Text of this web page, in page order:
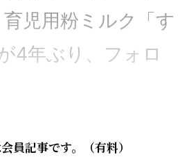
児用粉ミルク「す
4年ぶり、フォロ
員記事です。（有料）